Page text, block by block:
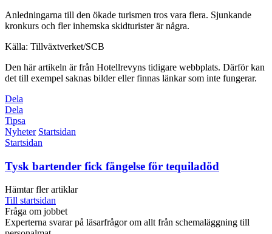
Anledningarna till den ökade turismen tros vara flera. Sjunkande
kronkurs och fler inhemska skidturister är några.
Källa: Tillväxtverket/SCB
Den här artikeln är från Hotellrevyns tidigare webbplats. Därför kan
det till exempel saknas bilder eller finnas länkar som inte fungerar.
Dela
Dela
Tipsa
Nyheter Startsidan
Startsidan
Tysk bartender fick fängelse för tequiladöd
Hämtar fler artiklar
Till startsidan
Fråga om jobbet
Experterna svarar på läsarfrågor om allt från schemaläggning till